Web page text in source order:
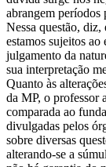
abrangem períodos
Nessa questão,
estamos sujeitos
julgamento da
sua interpretação
Quanto às
da MP, o professor
comparada ao
divulgadas pelos
sobre diversas
alterando-se a